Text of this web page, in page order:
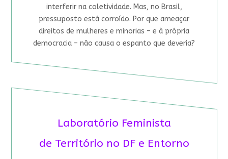
interferir na coletividade. Mas, no Brasil,
pressuposto está corroído. Por que ameaçar
direitos de mulheres e minorias – e à própria
democracia – não causa o espanto que deveria?
Laboratório Feminista
de Território no DF e Entorno